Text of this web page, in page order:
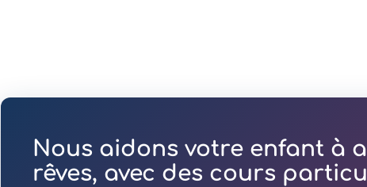
Nous aidons votre enfant à
rêves, avec des cours